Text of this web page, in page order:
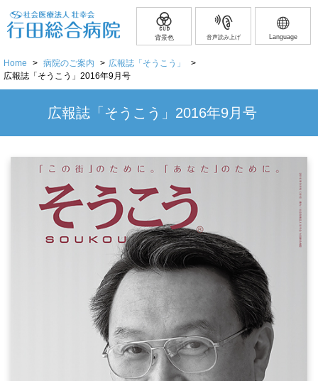
背景色 音声読み上げ Language
Home > 病院のご案内 > 広報誌「そうこう」
>
広報誌「そうこう」2016年9月号
広報誌「そうこう」2016年9月号